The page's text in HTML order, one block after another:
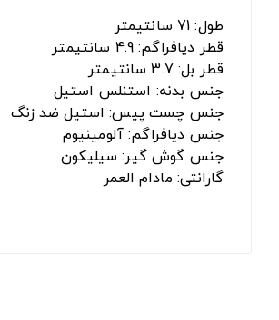
طول: 71 سانتیمتر
قطر دیافراگم: 4.9 سانتیمتر
قطر بل: 3.7 سانتیمتر
جنس بدنه: استنلس استیل
جنس چست پیس: استیل ضد زنگ
جنس دیافراگم: آلومینیوم
جنس گوش گیر: سیلیکون
گارانتی: مادام العمر